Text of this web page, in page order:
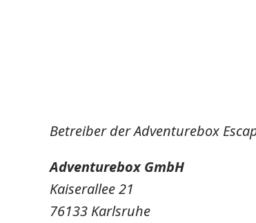
Betreiber der Adventurebox
Adventurebox GmbH
Kaiserallee 21
76133 Karlsruhe